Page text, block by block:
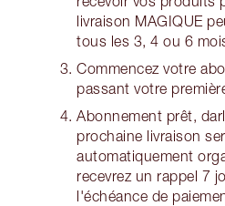
livraison MAGIQUE
tous les 3, 4 ou 6
Commencez votre
passant votre
Abonnement prêt,
prochaine livraison
automatiquement
recevrez un rappel 7
l'échéance de